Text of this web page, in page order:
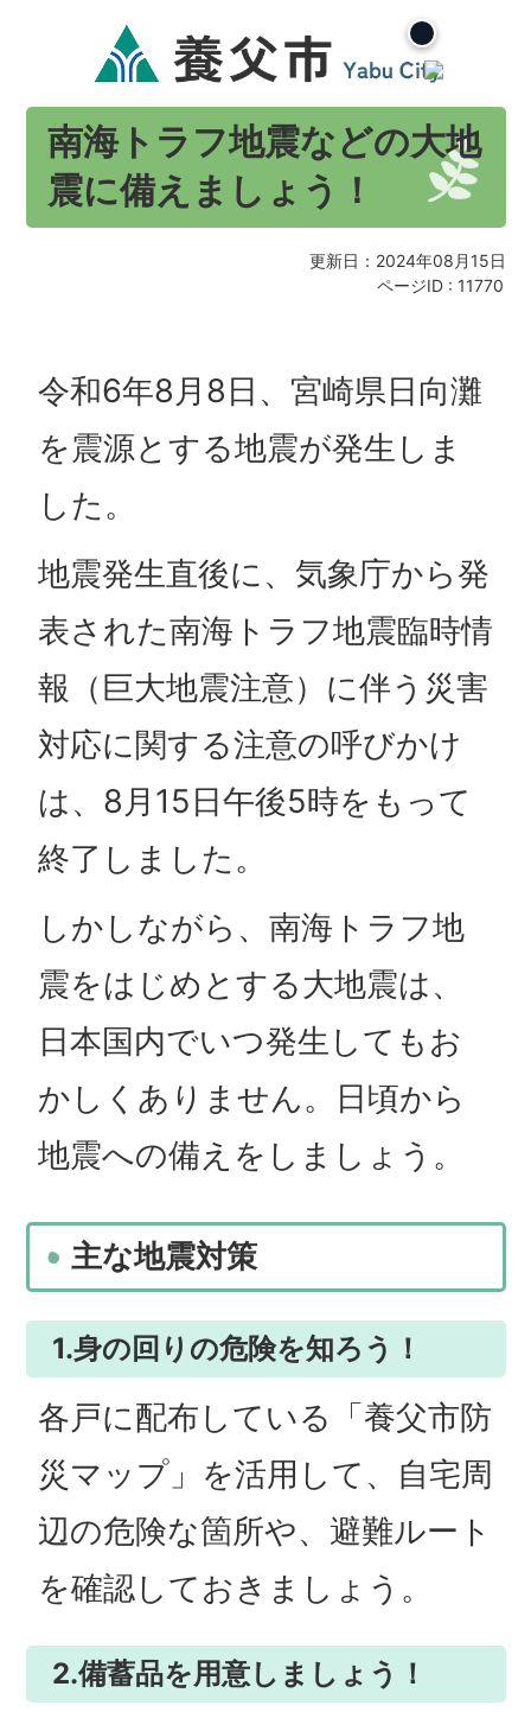
南海トラフ地震などの大地
震に備えましょう！
更新日：2024年08月15日
ページID : 11770
令和6年8月8日、宮崎県日向灘
を震源とする地震が発生しま
した。
地震発生直後に、気象庁から発
表された南海トラフ地震臨時情
報（巨大地震注意）に伴う災害
対応に関する注意の呼びかけ
は、8月15日午後5時をもって
終了しました。
しかしながら、南海トラフ地
震をはじめとする大地震は、
日本国内でいつ発生してもお
かしくありません。日頃から
地震への備えをしましょう。
主な地震対策
1.身の回りの危険を知ろう！
各戸に配布している「養父市防
災マップ」を活用して、自宅周
辺の危険な箇所や、避難ルート
を確認しておきましょう。
2.備蓄品を用意しましょう！